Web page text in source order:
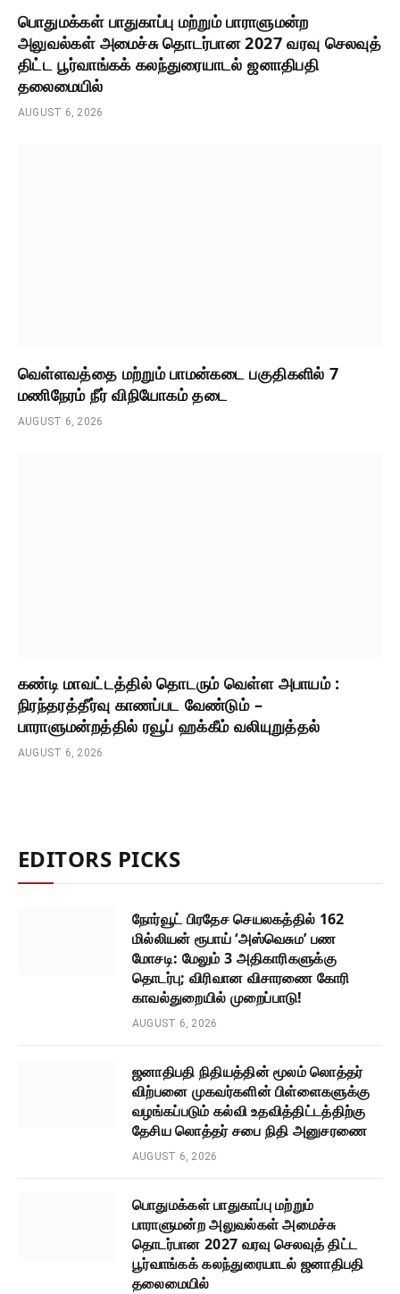
பொதுமக்கள் பாதுகாப்பு மற்றும் பாராளுமன்ற
அலுவல்கள் அமைச்சு தொடர்பான 2027 வரவு செலவுத்
திட்ட பூர்வாங்கக் கலந்துரையாடல் ஜனாதிபதி
தலைமையில்
AUGUST 6, 2026
வெள்ளவத்தை மற்றும் பாமன்கடை பகுதிகளில் 7
மணிநேரம் நீர் விநியோகம் தடை
AUGUST 6, 2026
கண்டி மாவட்டத்தில் தொடரும் வெள்ள அபாயம் :
நிரந்தரத்தீர்வு காணப்பட வேண்டும் –
பாராளுமன்றத்தில் ரவூப் ஹக்கீம் வலியுறுத்தல்
AUGUST 6, 2026
EDITORS PICKS
நோர்வூட் பிரதேச செயலகத்தில் 162
மில்லியன் ரூபாய் ‘அஸ்வெசும’ பண
மோசடி: மேலும் 3 அதிகாரிகளுக்கு
தொடர்பு; விரிவான விசாரணை கோரி
காவல்துறையில் முறைப்பாடு!
AUGUST 6, 2026
ஜனாதிபதி நிதியத்தின் மூலம் லொத்தர்
விற்பனை முகவர்களின் பிள்ளைகளுக்கு
வழங்கப்படும் கல்வி உதவித்திட்டத்திற்கு
தேசிய லொத்தர் சபை நிதி அனுசரணை
AUGUST 6, 2026
பொதுமக்கள் பாதுகாப்பு மற்றும்
பாராளுமன்ற அலுவல்கள் அமைச்சு
தொடர்பான 2027 வரவு செலவுத் திட்ட
பூர்வாங்கக் கலந்துரையாடல் ஜனாதிபதி
தலைமையில்